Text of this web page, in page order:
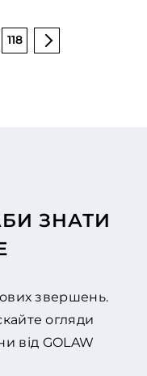
118
ЗНАТИ
звершень.
огляди
від GOLAW